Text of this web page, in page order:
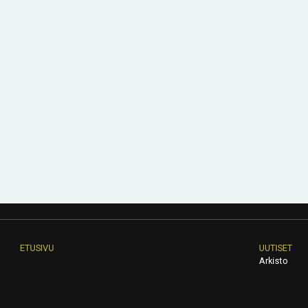
ETUSIVU
UUTISET
Arkisto